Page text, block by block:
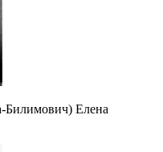
Билимович) Елена